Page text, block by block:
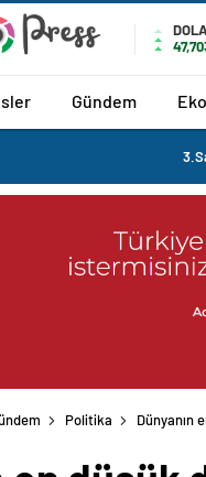
Gündem
Politika
Dünyanın